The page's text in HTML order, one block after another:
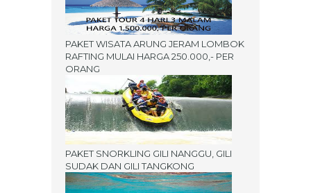
PAKET WISATA ARUNG JERAM LOMBOK
RAFTING MULAI HARGA 250.000,- PER
ORANG
PAKET SNORKLING GILI NANGGU, GILI
SUDAK DAN GILI TANGKONG